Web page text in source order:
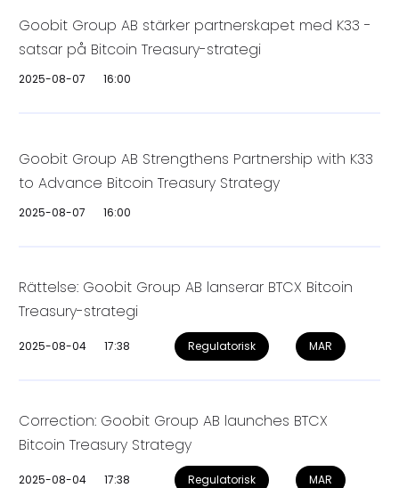
Goobit Group AB stärker partnerskapet med K33 -
satsar på Bitcoin Treasury-strategi
2025-08-07 16:00
Goobit Group AB Strengthens Partnership with K33
to Advance Bitcoin Treasury Strategy
2025-08-07 16:00
Rättelse: Goobit Group AB lanserar BTCX Bitcoin
Treasury-strategi
2025-08-04 17:38 Regulatorisk MAR
Correction: Goobit Group AB launches BTCX
Bitcoin Treasury Strategy
2025-08-04 17:38 Regulatorisk MAR